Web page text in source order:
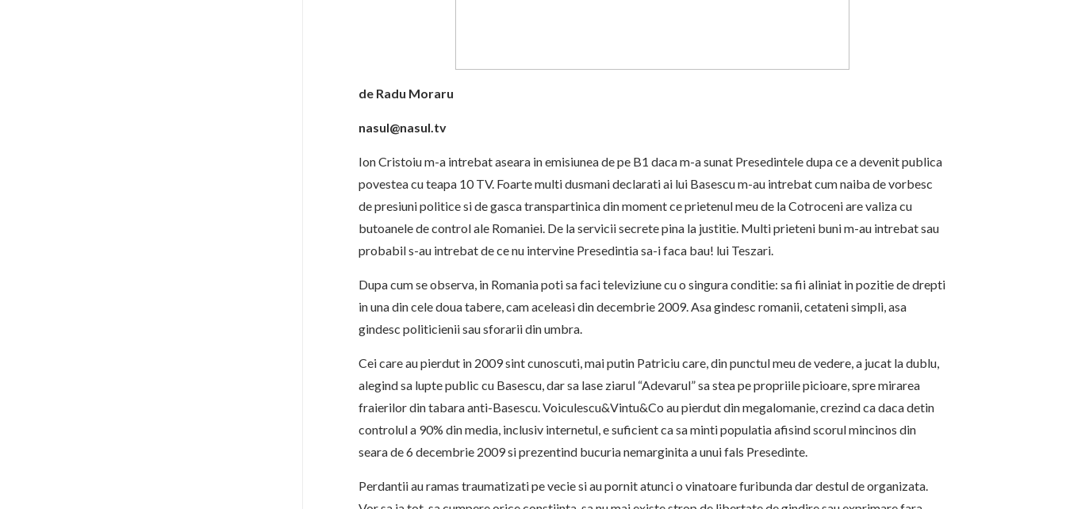
de Radu Moraru
nasul@nasul.tv
Ion Cristoiu m-a intrebat aseara in emisiunea de pe B1 daca m-a sunat Presedintele dupa ce a devenit publica
povestea cu teapa 10 TV. Foarte multi dusmani declarati ai lui Basescu m-au intrebat cum naiba de vorbesc
de presiuni politice si de gasca transpartinica din moment ce prietenul meu de la Cotroceni are valiza cu
butoanele de control ale Romaniei. De la servicii secrete pina la justitie. Multi prieteni buni m-au intrebat sau
probabil s-au intrebat de ce nu intervine Presedintia sa-i faca bau! lui Teszari.
Dupa cum se observa, in Romania poti sa faci televiziune cu o singura conditie: sa fii aliniat in pozitie de drepti
in una din cele doua tabere, cam aceleasi din decembrie 2009. Asa gindesc romanii, cetateni simpli, asa
gindesc politicienii sau sforarii din umbra.
Cei care au pierdut in 2009 sint cunoscuti, mai putin Patriciu care, din punctul meu de vedere, a jucat la dublu,
alegind sa lupte public cu Basescu, dar sa lase ziarul “Adevarul” sa stea pe propriile picioare, spre mirarea
fraierilor din tabara anti-Basescu. Voiculescu&Vintu&Co au pierdut din megalomanie, crezind ca daca detin
controlul a 90% din media, inclusiv internetul, e suficient ca sa minti populatia afisind scorul mincinos din
seara de 6 decembrie 2009 si prezentind bucuria nemarginita a unui fals Presedinte.
Perdantii au ramas traumatizati pe vecie si au pornit atunci o vinatoare furibunda dar destul de organizata.